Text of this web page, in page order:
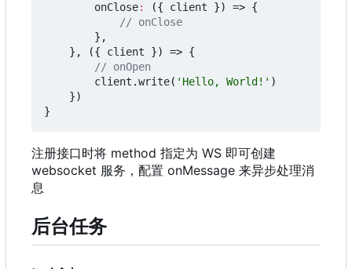
onClose: ({ client }) => {
},
},
({ client }) => {
client .write( 'Hello, World!' )
})
}
注册接口时将 method 指定为 WS 即可创建
websocket 服务，配置 onMessage 来异步处理消
息
后台任务